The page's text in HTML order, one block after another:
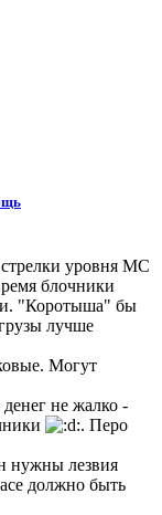
уровня МС
блочники
"Коротыша" бы
лучше
Могут
не жалко -
. Перо
нужны лезвия
должно быть